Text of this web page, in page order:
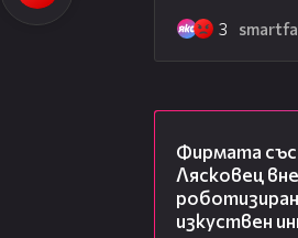
3
Фирмата
Лясковец
изкуствен